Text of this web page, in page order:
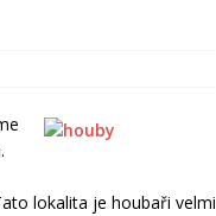
lokalita je houbaři velmi